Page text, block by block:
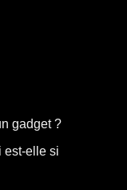
gadget ?
est-elle si